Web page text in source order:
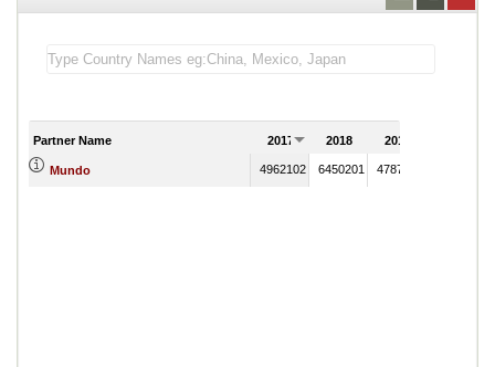
Partner Name 2017 2018 2019
Mundo 4962102 6450201 4787446